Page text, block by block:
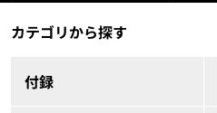
カテゴリから探す
付録